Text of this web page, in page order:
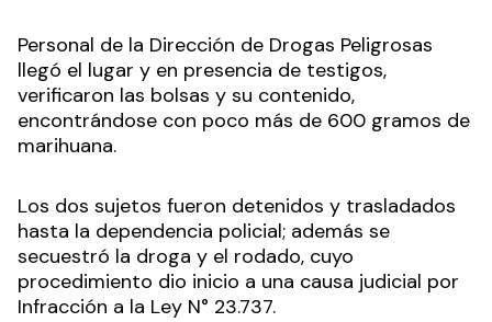
Personal de la Dirección de Drogas Peligrosas
llegó el lugar y en presencia de testigos,
verificaron las bolsas y su contenido,
encontrándose con poco más de 600 gramos de
marihuana.
Los dos sujetos fueron detenidos y trasladados
hasta la dependencia policial; además se
secuestró la droga y el rodado, cuyo
procedimiento dio inicio a una causa judicial por
Infracción a la Ley N° 23.737.